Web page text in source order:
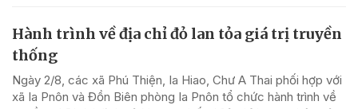
Hành trình về địa chỉ đỏ lan tỏa giá trị truyền
thống
Ngày 2/8, các xã Phú Thiện, Ia Hiao, Chư A Thai phối hợp với
xã Ia Pnôn và Đồn Biên phòng Ia Pnôn tổ chức hành trình về